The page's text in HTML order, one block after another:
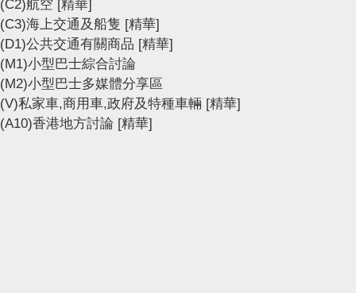
(C2)航空 [精華]
(C3)海上交通及船隻 [精華]
(D1)公共交通有關商品 [精華]
(M1)小型巴士綜合討論
(M2)小型巴士多媒體分享區
(V)私家車,商用車,政府及特種車輛 [精華]
(A10)香港地方討論 [精華]